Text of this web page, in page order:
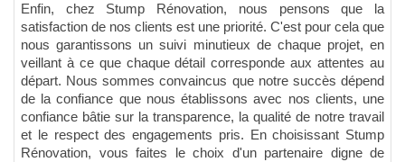
Enfin, chez Stump Rénovation, nous pensons que la
satisfaction de nos clients est une priorité. C'est pour cela que
nous garantissons un suivi minutieux de chaque projet, en
veillant à ce que chaque détail corresponde aux attentes au
départ. Nous sommes convaincus que notre succès dépend
de la confiance que nous établissons avec nos clients, une
confiance bâtie sur la transparence, la qualité de notre travail
et le respect des engagements pris. En choisissant Stump
Rénovation, vous faites le choix d'un partenaire digne de